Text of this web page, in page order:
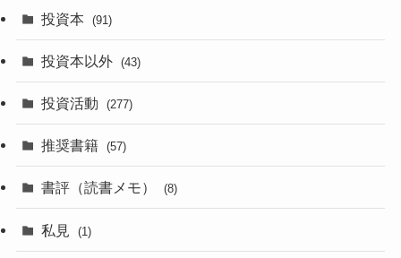
投資本 (91)
投資本以外 (43)
投資活動 (277)
推奨書籍 (57)
書評（読書メモ） (8)
私見 (1)